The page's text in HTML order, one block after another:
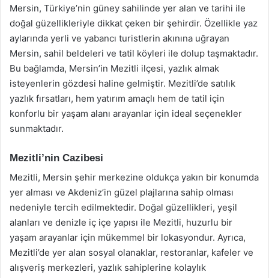
Mersin, Türkiye’nin güney sahilinde yer alan ve tarihi ile
doğal güzellikleriyle dikkat çeken bir şehirdir. Özellikle yaz
aylarında yerli ve yabancı turistlerin akınına uğrayan
Mersin, sahil beldeleri ve tatil köyleri ile dolup taşmaktadır.
Bu bağlamda, Mersin’in Mezitli ilçesi, yazlık almak
isteyenlerin gözdesi haline gelmiştir. Mezitli’de satılık
yazlık fırsatları, hem yatırım amaçlı hem de tatil için
konforlu bir yaşam alanı arayanlar için ideal seçenekler
sunmaktadır.
Mezitli’nin Cazibesi
Mezitli, Mersin şehir merkezine oldukça yakın bir konumda
yer alması ve Akdeniz’in güzel plajlarına sahip olması
nedeniyle tercih edilmektedir. Doğal güzellikleri, yeşil
alanları ve denizle iç içe yapısı ile Mezitli, huzurlu bir
yaşam arayanlar için mükemmel bir lokasyondur. Ayrıca,
Mezitli’de yer alan sosyal olanaklar, restoranlar, kafeler ve
alışveriş merkezleri, yazlık sahiplerine kolaylık